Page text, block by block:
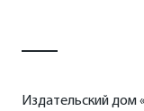
Издательский